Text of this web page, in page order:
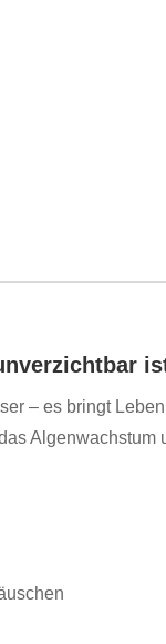
– es bringt
Algenwachstum